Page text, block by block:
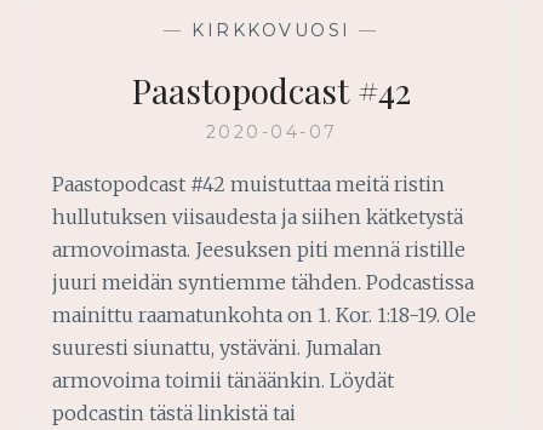
— KIRKKOVUOSI —
Paastopodcast #42
2020-04-07
Paastopodcast #42 muistuttaa meitä ristin
hullutuksen viisaudesta ja siihen kätketystä
armovoimasta. Jeesuksen piti mennä ristille
juuri meidän syntiemme tähden. Podcastissa
mainittu raamatunkohta on 1. Kor. 1:18-19. Ole
suuresti siunattu, ystäväni. Jumalan
armovoima toimii tänäänkin. Löydät
podcastin tästä linkistä tai